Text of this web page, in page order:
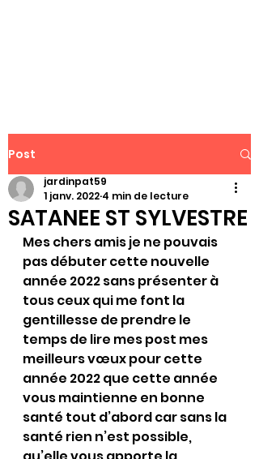
Post
SATANEE ST SYLVESTRE
jardinpat59
1 janv. 2022 4 min de lecture
Mes chers amis je ne pouvais
pas débuter cette nouvelle
année 2022 sans présenter à
tous ceux qui me font la
gentillesse de prendre le
temps de lire mes post mes
meilleurs vœux pour cette
année 2022 que cette année
vous maintienne en bonne
santé tout d’abord car sans la
santé rien n’est possible,